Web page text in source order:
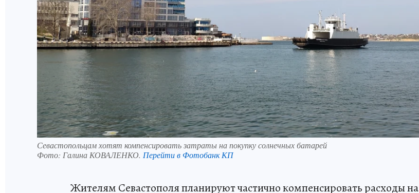
Севастопольцам хотят компенсировать затраты на покупку солнечных батарей
Фото: Галина КОВАЛЕНКО. Перейти в Фотобанк КП
Жителям Севастополя планируют частично компенсировать расходы на